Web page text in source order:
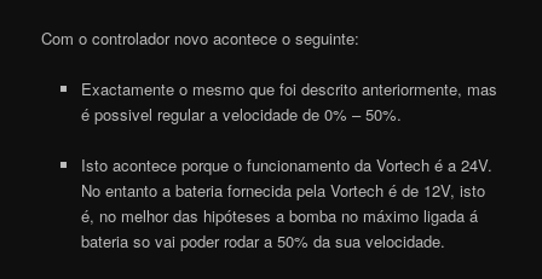
Com o controlador novo acontece o seguinte:
Exactamente o mesmo que foi descrito anteriormente, mas
é possivel regular a velocidade de 0% – 50%.
Isto acontece porque o funcionamento da Vorteché a 24V.
No entanto a bateria fornecida pela Vorteché de 12V, isto
é, no melhor das hipóteses a bomba no máximo ligada á
bateria so vai poder rodar a 50% da sua velocidade.